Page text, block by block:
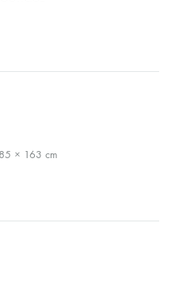
85 × 163 cm